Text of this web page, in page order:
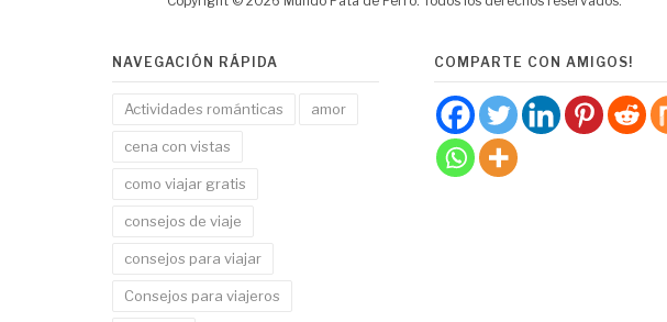
NAVEGACIÓN RÁPIDA
Actividades románticas amor
cena con vistas
como viajar gratis
consejos de viaje
consejos para viajar
Consejos para viajeros
COMPARTE CON AMIGOS!